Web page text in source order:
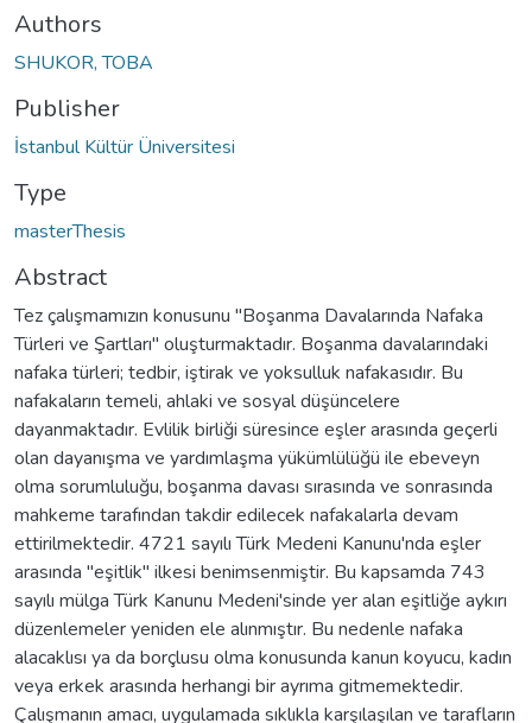
Authors
SHUKOR, TOBA
Publisher
İstanbul Kültür Üniversitesi
Type
masterThesis
Abstract
Tez çalışmamızın konusunu "Boşanma Davalarında Nafaka
Türleri ve Şartları" oluşturmaktadır. Boşanma davalarındaki
nafaka türleri; tedbir, iştirak ve yoksulluk nafakasıdır. Bu
nafakaların temeli, ahlaki ve sosyal düşüncelere
dayanmaktadır. Evlilik birliği süresince eşler arasında geçerli
olan dayanışma ve yardımlaşma yükümlülüğü ile ebeveyn
olma sorumluluğu, boşanma davası sırasında ve sonrasında
mahkeme tarafından takdir edilecek nafakalarla devam
ettirilmektedir. 4721 sayılı Türk Medeni Kanunu'nda eşler
arasında "eşitlik" ilkesi benimsenmiştir. Bu kapsamda 743
sayılı mülga Türk Kanunu Medeni'sinde yer alan eşitliğe aykırı
düzenlemeler yeniden ele alınmıştır. Bu nedenle nafaka
alacaklısı ya da borçlusu olma konusunda kanun koyucu, kadın
veya erkek arasında herhangi bir ayrıma gitmemektedir.
Çalışmanın amacı, uygulamada sıklıkla karşılaşılan ve tarafların